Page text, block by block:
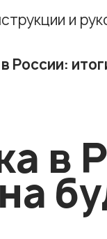
и
России:
в